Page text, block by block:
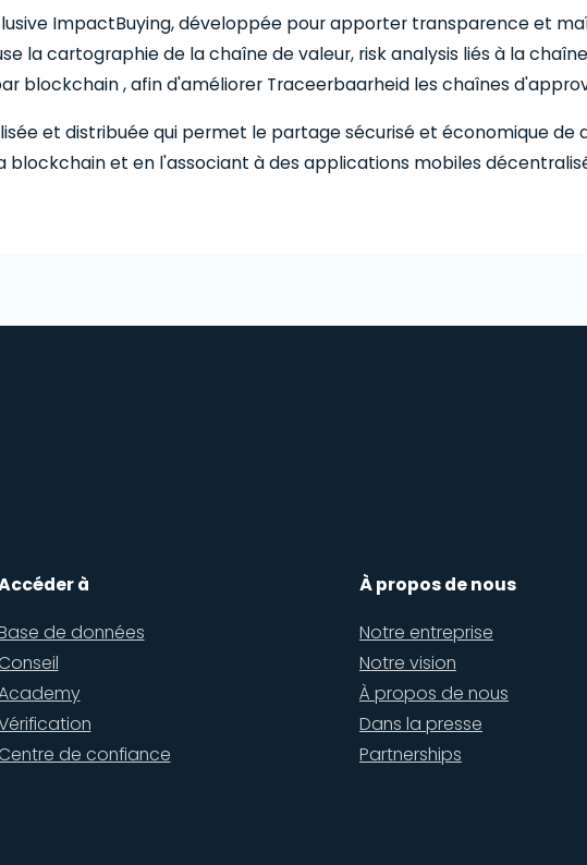
ImpactBuying, développée pour apporter transparence et
la cartographie de la chaîne de valeur, risk analysis liés à la
blockchain , afin d'améliorer Traceerbaarheid les chaînes
et distribuée qui permet le partage sécurisé et économique
et en l'associant à des applications mobiles
à
de données
de confiance
À propos de nous
Notre entreprise
Notre vision
À propos de nous
Dans la presse
Partnerships